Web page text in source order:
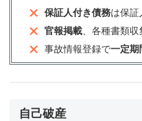
保証人付き債務は保証
官報掲載、各種書類収
事故情報登録で一定期
自己破産